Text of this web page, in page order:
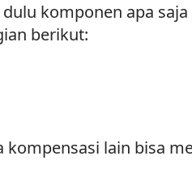
komponen apa
berikut:
lain bisa